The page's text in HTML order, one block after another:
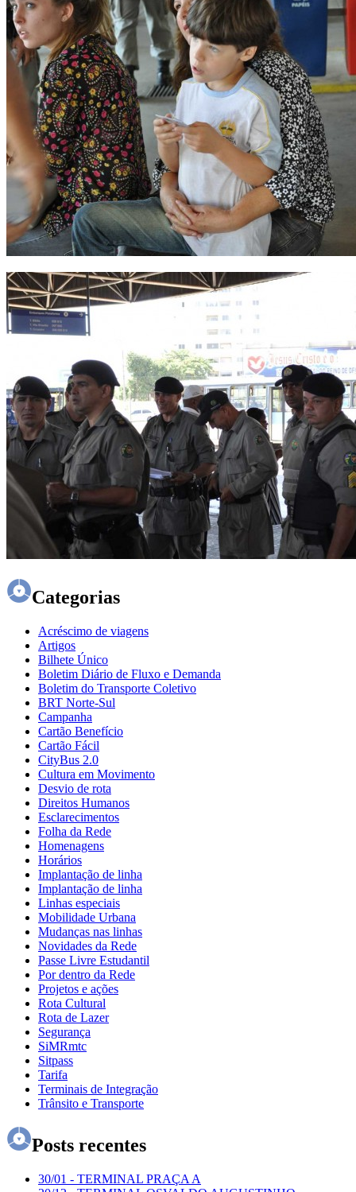
Categorias
Acréscimo de viagens
Artigos
Bilhete Único
Boletim Diário de Fluxo e Demanda
Boletim do Transporte Coletivo
BRT Norte-Sul
Campanha
Cartão Benefício
Cartão Fácil
CityBus 2.0
Cultura em Movimento
Desvio de rota
Direitos Humanos
Esclarecimentos
Folha da Rede
Homenagens
Horários
Implantação de linha
Implantação de linha
Linhas especiais
Mobilidade Urbana
Mudanças nas linhas
Novidades da Rede
Passe Livre Estudantil
Por dentro da Rede
Projetos e ações
Rota Cultural
Rota de Lazer
Segurança
SiMRmtc
Sitpass
Tarifa
Terminais de Integração
Trânsito e Transporte
Posts recentes
30/01 - TERMINAL PRAÇA A